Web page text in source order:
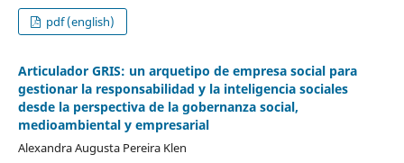
pdf (english)
Articulador GRIS: un arquetipo de empresa social para
gestionar la responsabilidad y la inteligencia sociales
desde la perspectiva de la gobernanza social,
medioambiental y empresarial
Alexandra Augusta Pereira Klen